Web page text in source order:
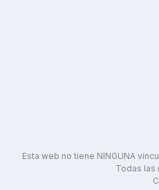
Esta web no tiene NINGUNA
Todas las